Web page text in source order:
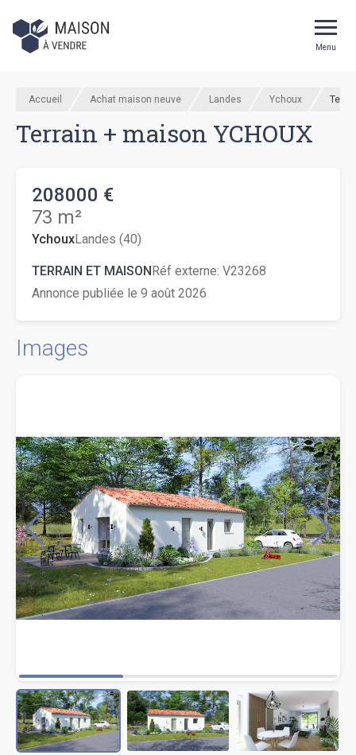
Menu
Accueil Achat maison neuve Landes Ychoux
Terrain + maison YCHOUX
208000 €
73 m²
YchouxLandes (40)
TERRAIN ET MAISONRéf externe: V23268
Annonce publiée le 9 août 2026
Images